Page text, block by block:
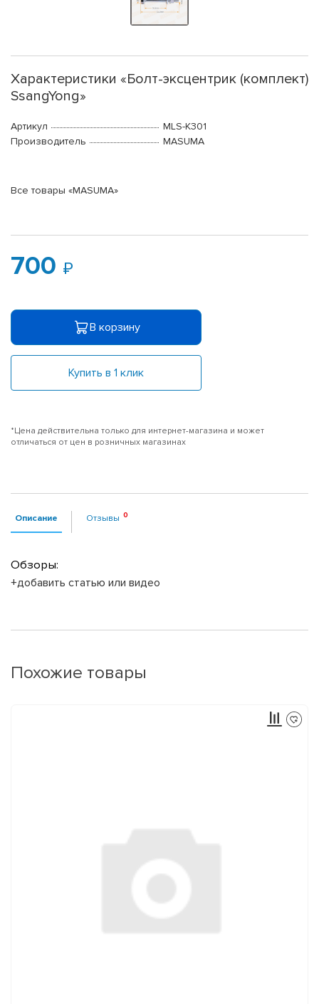
Характеристики «Болт-эксцентрик (комплект)
SsangYong»
Артикул
MLS-K301
Производитель
MASUMA
Все товары «MASUMA»
700
В корзину
Купить в 1 клик
*Цена действительна только для интернет-магазина и может
отличаться от цен в розничных магазинах
Описание Отзывы
Обзоры:
+добавить статью или видео
Похожие товары